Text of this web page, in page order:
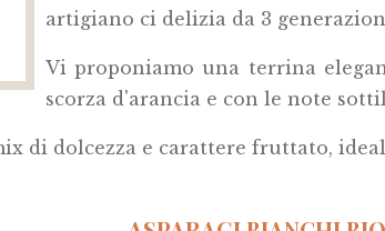
artigiano ci delizia da 3
Vi proponiamo una terrina
scorza d'arancia e con le note
di dolcezza e carattere fruttato,